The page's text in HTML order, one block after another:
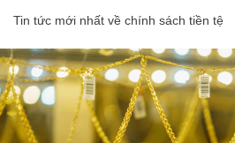
Tin tức mới nhất về chính sách tiền tệ